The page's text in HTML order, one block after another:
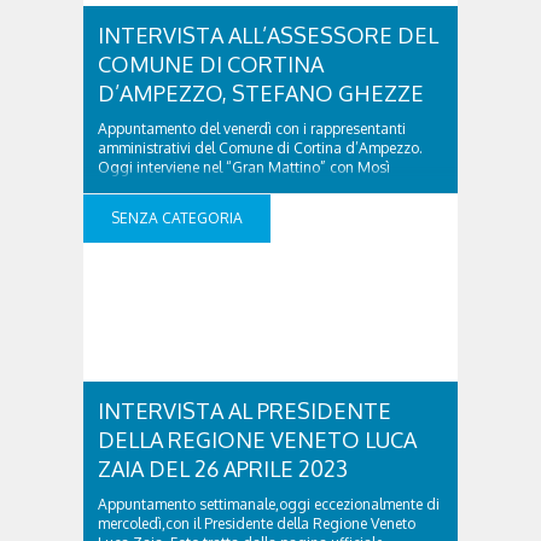
INTERVISTA ALL’ASSESSORE DEL
COMUNE DI CORTINA
D’AMPEZZO, STEFANO GHEZZE
Appuntamento del venerdì con i rappresentanti
amministrativi del Comune di Cortina d’Ampezzo.
Oggi interviene nel “Gran Mattino” con Mosì
urbanistica ed Edilizia Privata e Residenziale.
Ascolta l’intervista dal lettore sottostante:
SENZA CATEGORIA
INTERVISTA AL PRESIDENTE
DELLA REGIONE VENETO LUCA
ZAIA DEL 26 APRILE 2023
Appuntamento settimanale,oggi eccezionalmente di
mercoledì,con il Presidente della Regione Veneto